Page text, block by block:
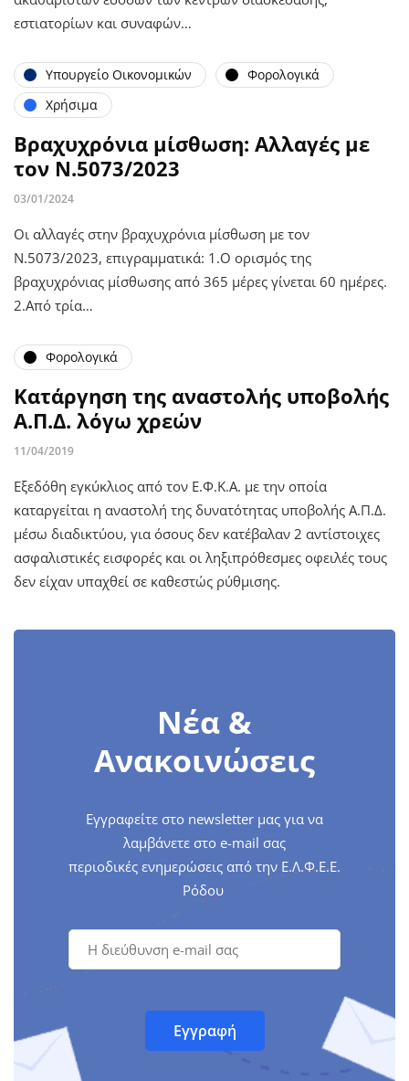
εστιατορίων και συναφών…
Υπουργείο Οικονομικών
Φορολογικά
Χρήσιμα
Βραχυχρόνια μίσθωση: Αλλαγές με
τον Ν.5073/2023
03/01/2024
Οι αλλαγές στην βραχυχρόνια μίσθωση με τον
Ν.5073/2023, επιγραμματικά: 1.Ο ορισμός της
βραχυχρόνιας μίσθωσης από 365 μέρες γίνεται 60 ημέρες.
2.Από τρία…
Φορολογικά
Κατάργηση της αναστολής υποβολής
Α.Π.Δ. λόγω χρεών
11/04/2019
Εξεδόθη εγκύκλιος από τον Ε.Φ.Κ.Α. με την οποία
καταργείται η αναστολή της δυνατότητας υποβολής Α.Π.Δ.
μέσω διαδικτύου, για όσους δεν κατέβαλαν 2 αντίστοιχες
ασφαλιστικές εισφορές και οι ληξιπρόθεσμες οφειλές τους
δεν είχαν υπαχθεί σε καθεστώς ρύθμισης.
Νέα &
Ανακοινώσεις
Εγγραφείτε στο newsletter μας για να
λαμβάνετε στο e-mail σας
περιοδικές ενημερώσεις από την Ε.Λ.Φ.Ε.Ε.
Ρόδου